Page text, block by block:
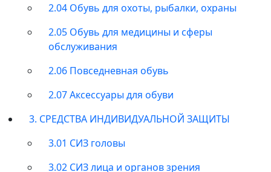
2.04 Обувь для охоты, рыбалки, охраны
2.05 Обувь для медицины и сферы
обслуживания
2.06 Повседневная обувь
2.07 Аксессуары для обуви
3. СРЕДСТВА ИНДИВИДУАЛЬНОЙ ЗАЩИТЫ
3.01 СИЗ головы
3.02 СИЗ лица и органов зрения